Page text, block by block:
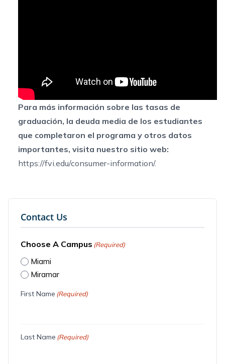
Para más información sobre las tasas de
graduación, la deuda media de los estudiantes
que completaron el programa y otros datos
importantes, visita nuestro sitio web:
https://fvi.edu/consumer-information/.
Contact Us
Choose A Campus (Required)
Miami
Miramar
First Name (Required)
Last Name (Required)